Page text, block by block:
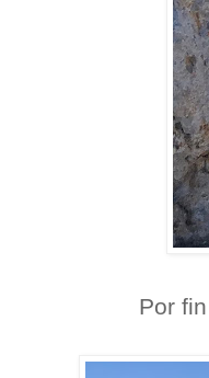
Por